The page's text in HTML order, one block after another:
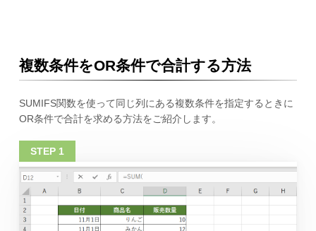
複数条件をOR条件で合計する方法
SUMIFS関数を使って同じ列にある複数条件を指定するときに
OR条件で合計を求める方法をご紹介します。